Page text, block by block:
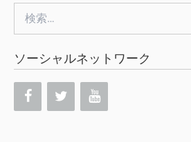
索:
ソーシャルネットワーク